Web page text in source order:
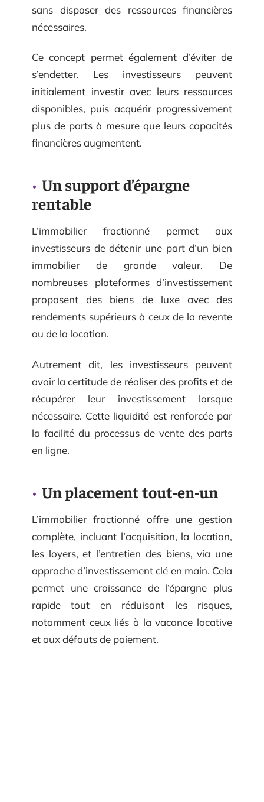
sans disposer des ressources financières
nécessaires.
Ce concept permet également d’éviter de
s’endetter. Les investisseurs peuvent
initialement investir avec leurs ressources
disponibles, puis acquérir progressivement
plus de parts à mesure que leurs capacités
financières augmentent.
Un support d’épargne
rentable
L’immobilier fractionné permet aux
investisseurs de détenir une part d’un bien
immobilier de grande valeur. De
nombreuses plateformes d’investissement
proposent des biens de luxe avec des
rendements supérieurs à ceux de la revente
ou de la location.
Autrement dit, les investisseurs peuvent
avoir la certitude de réaliser des profits et de
récupérer leur investissement lorsque
nécessaire. Cette liquidité est renforcée par
la facilité du processus de vente des parts
en ligne.
Un placement tout-en-un
L’immobilier fractionné offre une gestion
complète, incluant l’acquisition, la location,
les loyers, et l’entretien des biens, via une
approche d’investissement clé en main. Cela
permet une croissance de l’épargne plus
rapide tout en réduisant les risques,
notamment ceux liés à la vacance locative
et aux défauts de paiement.